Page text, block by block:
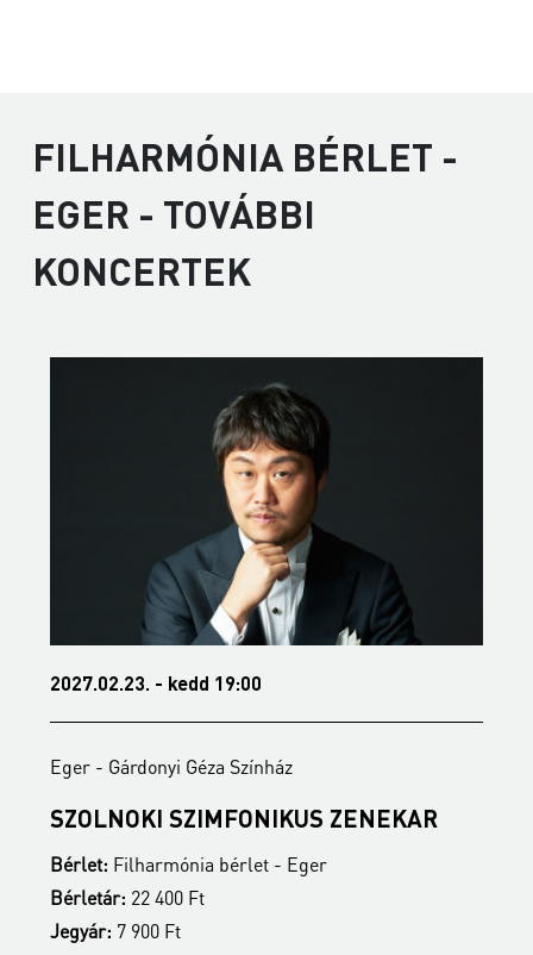
FILHARMÓNIA BÉRLET -
EGER - TOVÁBBI
KONCERTEK
2027.02.23. - kedd 19:00
Eger - Gárdonyi Géza Színház
SZOLNOKI SZIMFONIKUS ZENEKAR
Bérlet: Filharmónia bérlet - Eger
Bérletár: 22 400 Ft
Jegyár: 7 900 Ft